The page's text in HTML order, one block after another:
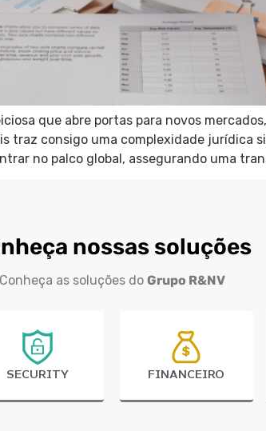
que abre portas para novos
traz consigo uma complexidade jurídica
no palco global, assegurando uma
nossas soluções
Conheça as soluções do Grupo R&NV
SECURITY FINANCEIRO